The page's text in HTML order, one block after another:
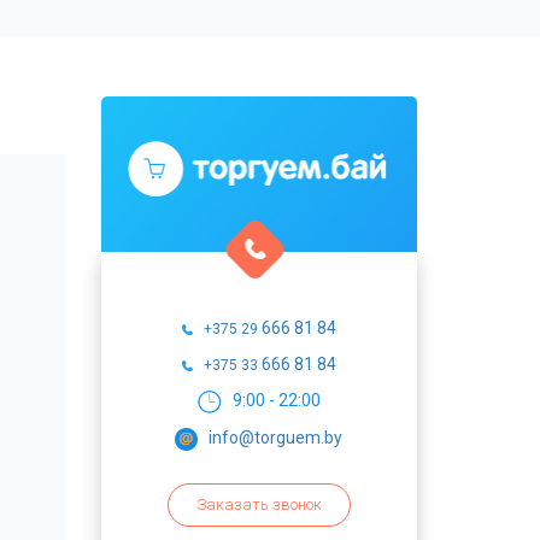
+375 29 666 81 84
+375 33 666 81 84
9:00 - 22:00
info@torguem.by
Заказать звонок